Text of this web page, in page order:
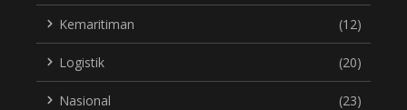
Kemaritiman (12)
Logistik (20)
Nasional (23)